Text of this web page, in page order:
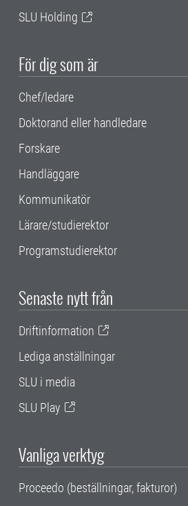
SLU Holding
För dig som är
Chef/ledare
Doktorand eller handledare
Forskare
Handläggare
Kommunikatör
Lärare/studierektor
Programstudierektor
Senaste nytt från
Driftinformation
Lediga anställningar
SLU i media
SLU Play
Vanliga verktyg
Proceedo (beställningar, fakturor)